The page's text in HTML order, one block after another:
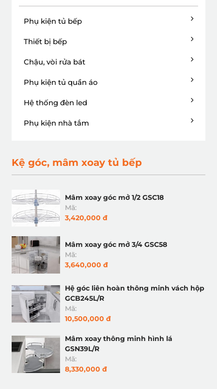
Phụ kiện tủ bếp
Thiết bị bếp
Chậu, vòi rửa bát
Phụ kiện tủ quần áo
Hệ thống đèn led
Phụ kiện nhà tắm
Kệ góc, mâm xoay tủ bếp
Mâm xoay góc mở 1/2 GSC18
Mã:
3,420,000 đ
Mâm xoay góc mở 3/4 GSC58
Mã:
3,640,000 đ
Hệ góc liên hoàn thông minh vách hộp
GCB245L/R
Mã:
10,500,000 đ
Mâm xoay thông minh hình lá
GSN39L/R
Mã:
8,330,000 đ